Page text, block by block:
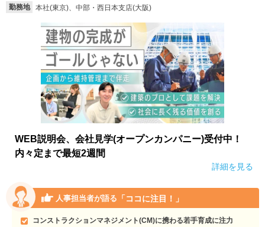
勤務地
本社(東京)、中部・西日本支店(大阪)
WEB説明会、会社見学(オープンカンパニー)受付中！
内々定まで最短2週間
詳細を見る
人事担当者が語る 「ココに注目！」
コンストラクションマネジメント(CM)に携わる若手育成に注力